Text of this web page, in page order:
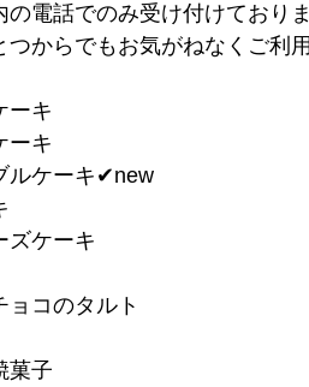
電話でのみ受け付けておりま
からでもお気がねなくご利
ーキ
ーキ
ルケーキ✔︎new
ズケーキ
コのタルト
菓子